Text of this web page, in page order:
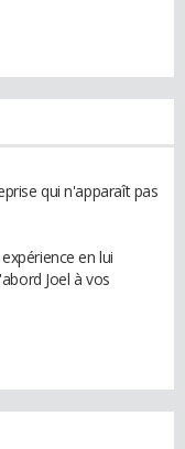
qui n'apparaît pas
en lui
Joel à vos